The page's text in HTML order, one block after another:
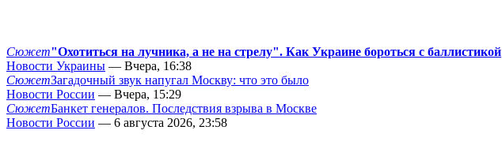
Сюжет"Охотиться на лучника, а не на стрелу". Как Украине бороться с баллистикой
Новости Украины — Вчера, 16:38
СюжетЗагадочный звук напугал Москву: что это было
Новости России — Вчера, 15:29
СюжетБанкет генералов. Последствия взрыва в Москве
Новости России — 6 августа 2026, 23:58